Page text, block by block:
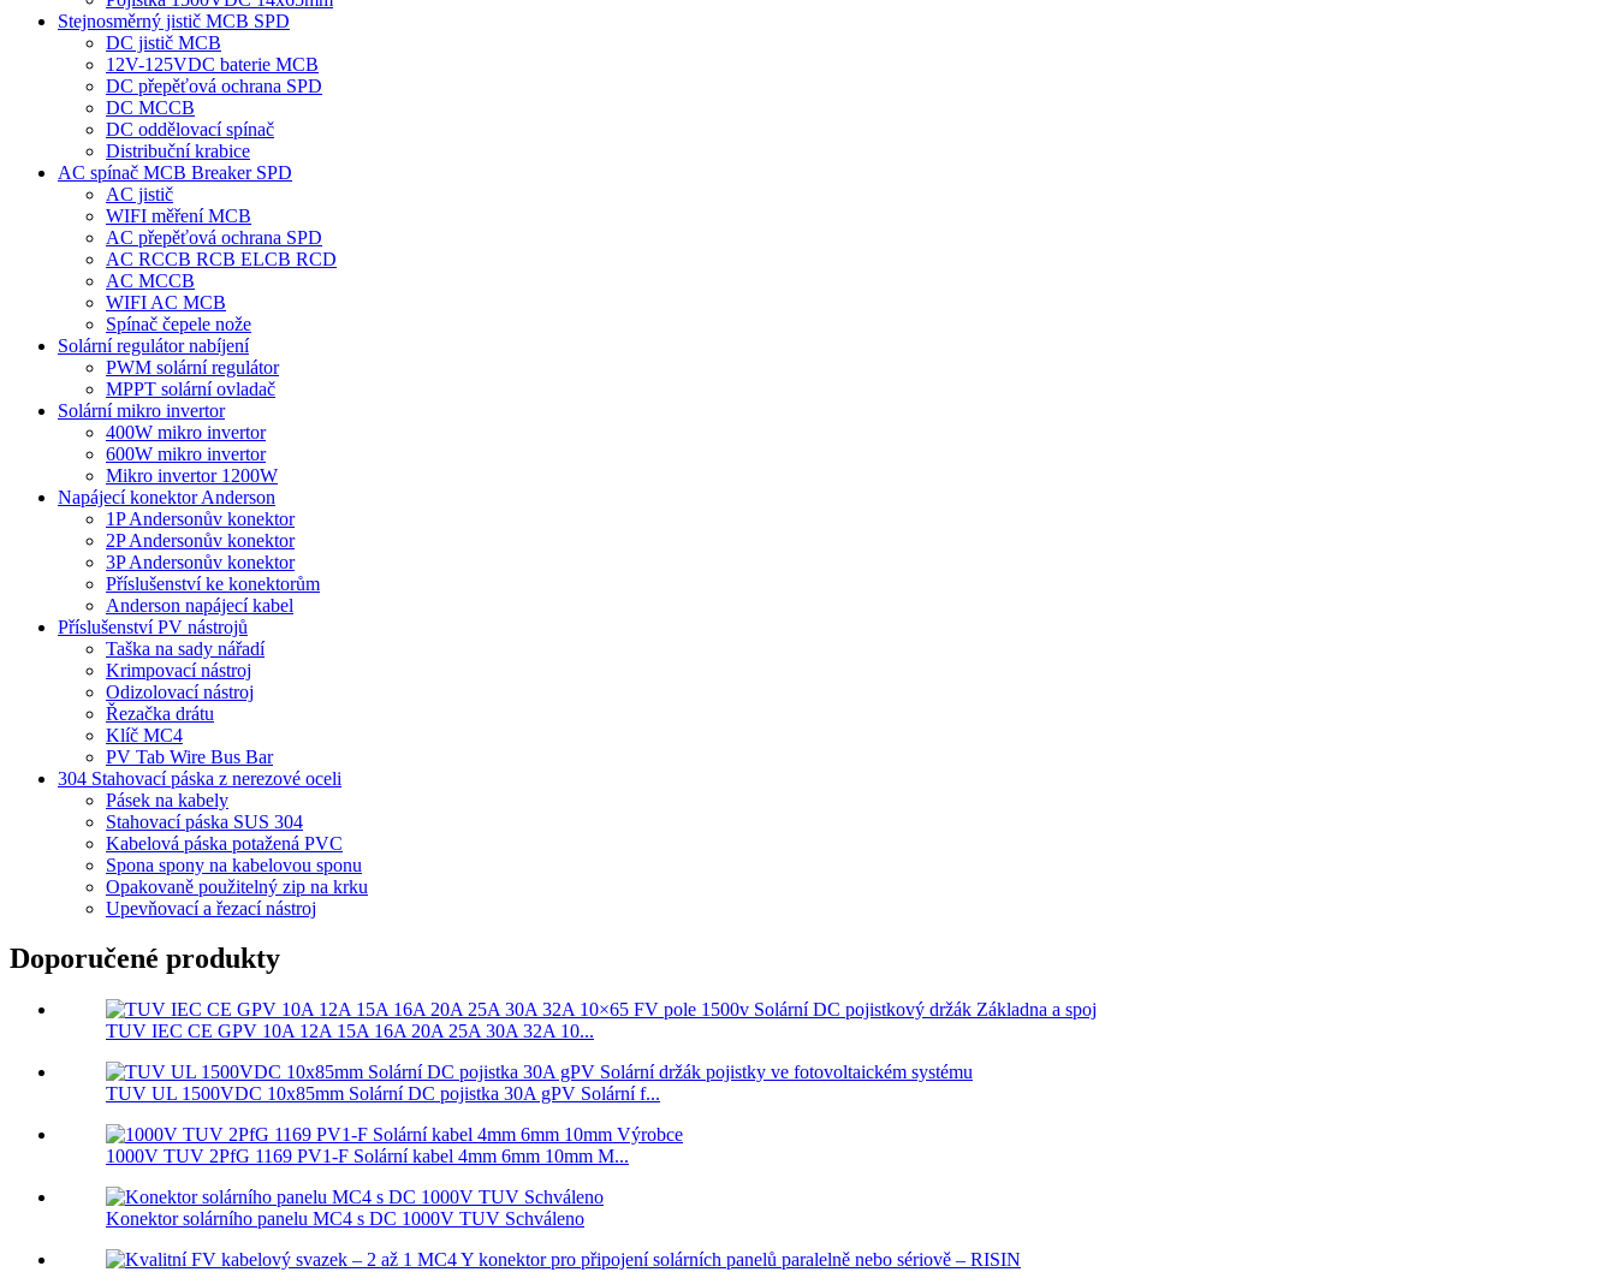
Stejnosměrný jistič MCB SPD
DC jistič MCB
12V-125VDC baterie MCB
DC přepěťová ochrana SPD
DC MCCB
DC oddělovací spínač
Distribuční krabice
AC spínač MCB Breaker SPD
AC jistič
WIFI měření MCB
AC přepěťová ochrana SPD
AC RCCB RCB ELCB RCD
AC MCCB
WIFI AC MCB
Spínač čepele nože
Solární regulátor nabíjení
PWM solární regulátor
MPPT solární ovladač
Solární mikro invertor
400W mikro invertor
600W mikro invertor
Mikro invertor 1200W
Napájecí konektor Anderson
1P Andersonův konektor
2P Andersonův konektor
3P Andersonův konektor
Příslušenství ke konektorům
Anderson napájecí kabel
Příslušenství PV nástrojů
Taška na sady nářadí
Krimpovací nástroj
Odizolovací nástroj
Řezačka drátu
Klíč MC4
PV Tab Wire Bus Bar
304 Stahovací páska z nerezové oceli
Pásek na kabely
Stahovací páska SUS 304
Kabelová páska potažená PVC
Spona spony na kabelovou sponu
Opakovaně použitelný zip na krku
Upevňovací a řezací nástroj
Doporučené produkty
TUV IEC CE GPV 10A 12A 15A 16A 20A 25A 30A 32A 10...
TUV UL 1500VDC 10x85mm Solární DC pojistka 30A gPV Solární f...
1000V TUV 2PfG 1169 PV1-F Solární kabel 4mm 6mm 10mm M...
Konektor solárního panelu MC4 s DC 1000V TUV Schváleno